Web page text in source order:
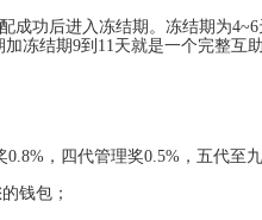
成功后进入冻结期。冻结期为
冻结期9到11天就是一个完整互
，四代管理奖0.5%，五代至
钱包；